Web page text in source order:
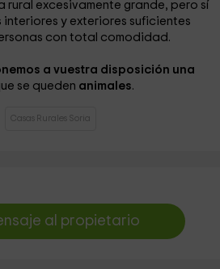
rural excesivamente grande, pero sí
y exteriores suficientes
con total comodidad.
a vuestra disposición una
se queden animales.
Casas Rurales Soria
al propietario